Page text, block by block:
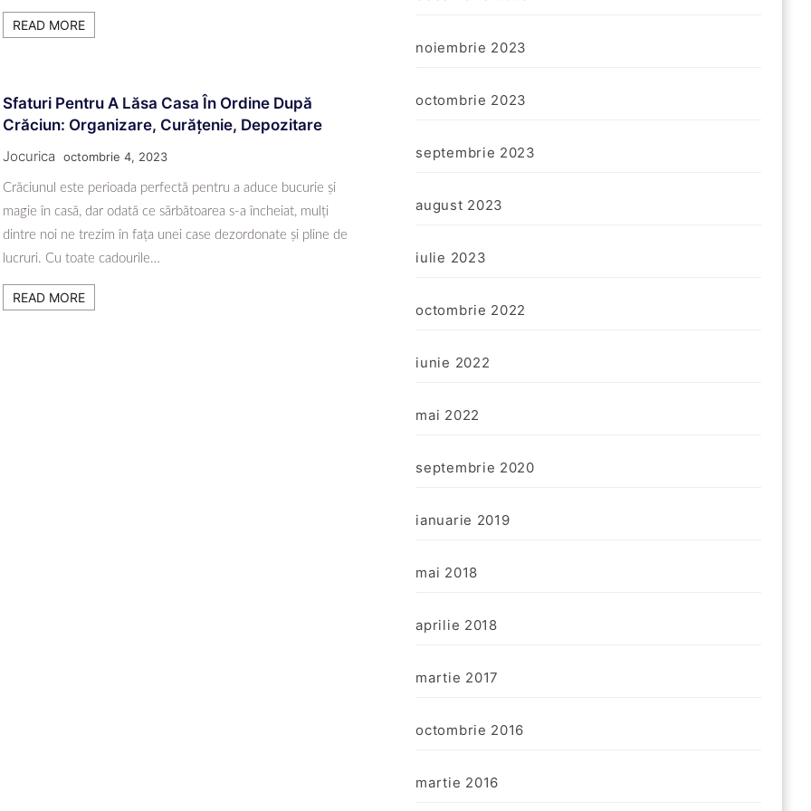
READ MORE
Sfaturi Pentru A Lăsa Casa În Ordine După
Crăciun: Organizare, Curățenie, Depozitare
Jocurica octombrie 4, 2023
Crăciunul este perioada perfectă pentru a aduce bucurie și
magie în casă, dar odată ce sărbătoarea s-a încheiat, mulți
dintre noi ne trezim în fața unei case dezordonate și pline de
lucruri. Cu toate cadourile…
READ MORE
noiembrie 2023
octombrie 2023
septembrie 2023
august 2023
iulie 2023
octombrie 2022
iunie 2022
mai 2022
septembrie 2020
ianuarie 2019
mai 2018
aprilie 2018
martie 2017
octombrie 2016
martie 2016